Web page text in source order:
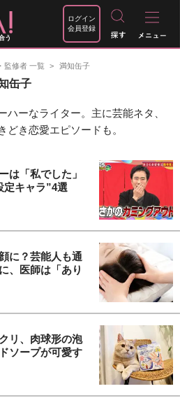
う
ログイン
会員登録
監修者 一覧 満知缶子
缶子
ハーなライター。主に芸能ネタ、
どき恋愛エピソードも。
は「私でした」
定キャラ”4選
に？芸能人も通
、医師は「あり
リ、肉球形の泡
ソープが可愛す